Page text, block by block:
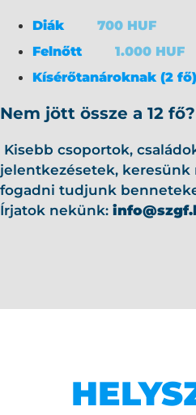
Diák
700 HUF
Felnőtt
1.000 HUF
Kísérőtanároknak (2 fő)
Nem jött össze a 12 fő?
Kisebb csoportok,
jelentkezésetek, keresünk
fogadni tudjunk
Írjatok nekünk: